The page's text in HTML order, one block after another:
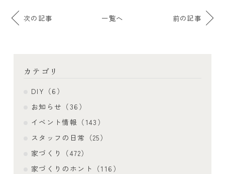
次の記事 一覧へ 前の記事
カテゴリ
DIY（6）
お知らせ（36）
イベント情報（143）
スタッフの日常（25）
家づくり（472）
家づくりのホント（116）